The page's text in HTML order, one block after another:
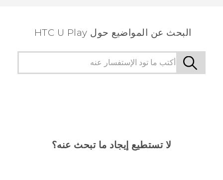
البحث عن المواضيع حول HTC U Play
لا تستطيع إيجاد ما تبحث عنه؟